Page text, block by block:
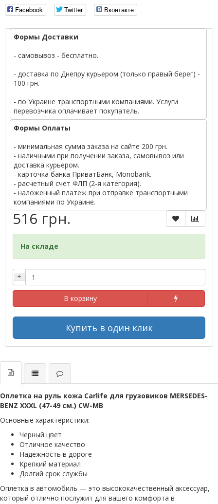
Facebook Twitter Вконтакте
Формы Доставки
- самовывоз - бесплатно.
- доставка по Днепру курьером (только правый берег) -
100 грн.
- по Украине транспортными компаниями. Услуги
перевозчика оплачивает покупатель.
Формы Оплаты
- минимальная сумма заказа на сайте 200 грн.
- наличными при получении заказа, самовывоз или
доставка курьером.
- карточка банка ПриватБанк, Monobank.
- расчетный счет ФЛП (2-я категория).
- наложенный платеж при отправке транспортными
компаниями по Украине.
516 грн.
На складе
+
В корзину
Купить в один клик
Оплетка на руль кожа Сarlife для грузовиков MERSEDES-
BENZ XXXL (47-49 см.) CW-MB
Основные характеристики:
Черный цвет
Отличное качество
Надежность в дороге
Крепкий материал
Долгий срок службы
Оплетка в автомобиль — это высококачественный аксессуар,
который отлично послужит для вашего комфорта в